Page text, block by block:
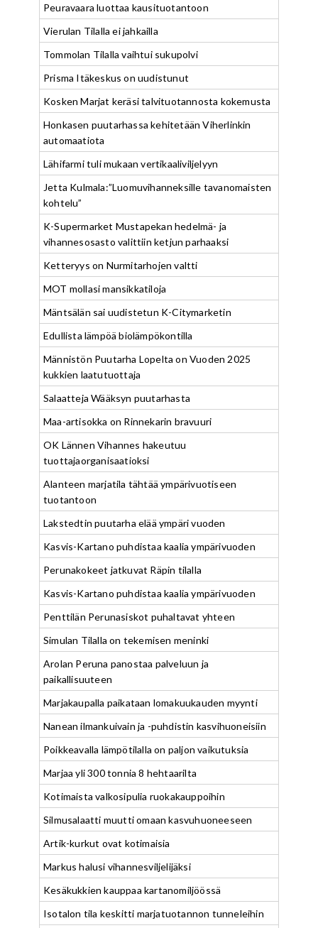
Peuravaara luottaa kausituotantoon
Vierulan Tilalla ei jahkailla
Tommolan Tilalla vaihtui sukupolvi
Prisma Itäkeskus on uudistunut
Kosken Marjat keräsi talvituotannosta kokemusta
Honkasen puutarhassa kehitetään Viherlinkin
automaatiota
Lähifarmi tuli mukaan vertikaaliviljelyyn
Jetta Kulmala:”Luomuvihanneksille tavanomaisten
kohtelu”
K-Supermarket Mustapekan hedelmä- ja
vihannesosasto valittiin ketjun parhaaksi
Ketteryys on Nurmitarhojen valtti
MOT mollasi mansikkatiloja
Mäntsälän sai uudistetun K-Citymarketin
Edullista lämpöä biolämpökontilla
Männistön Puutarha Lopelta on Vuoden 2025
kukkien laatutuottaja
Salaatteja Wääksyn puutarhasta
Maa-artisokka on Rinnekarin bravuuri
OK Lännen Vihannes hakeutuu
tuottajaorganisaatioksi
Alanteen marjatila tähtää ympärivuotiseen
tuotantoon
Lakstedtin puutarha elää ympäri vuoden
Kasvis-Kartano puhdistaa kaalia ympärivuoden
Perunakokeet jatkuvat Räpin tilalla
Kasvis-Kartano puhdistaa kaalia ympärivuoden
Penttilän Perunasiskot puhaltavat yhteen
Simulan Tilalla on tekemisen meninki
Arolan Peruna panostaa palveluun ja
paikallisuuteen
Marjakaupalla paikataan lomakuukauden myynti
Nanean ilmankuivain ja -puhdistin kasvihuoneisiin
Poikkeavalla lämpötilalla on paljon vaikutuksia
Marjaa yli 300 tonnia 8 hehtaarilta
Kotimaista valkosipulia ruokakauppoihin
Silmusalaatti muutti omaan kasvuhuoneeseen
Artik-kurkut ovat kotimaisia
Markus halusi vihannesviljelijäksi
Kesäkukkien kauppaa kartanomiljöössä
Isotalon tila keskitti marjatuotannon tunneleihin